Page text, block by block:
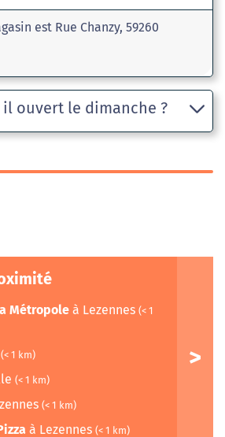
est Rue Chanzy, 59260
il ouvert le dimanche ?
Métropole à Lezennes (< 1
(< 1 km)
(< 1 km)
(< 1 km)
à Lezennes (< 1 km)